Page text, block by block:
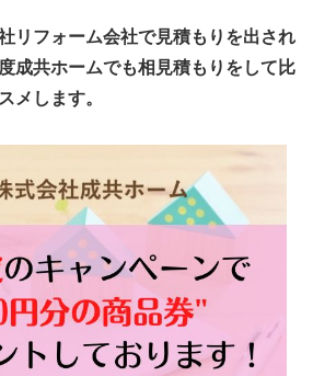
リフォーム会社で見積もりを出され
成共ホームでも相見積もりをして比
メします。